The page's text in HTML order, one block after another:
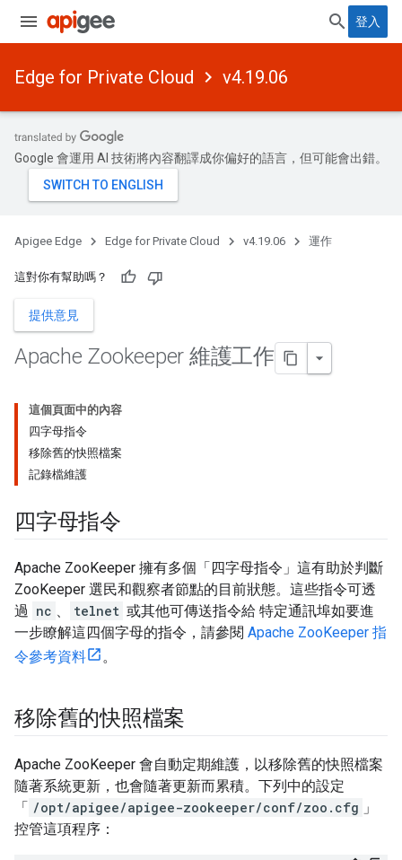
登入
Edge for Private Cloud v4.19.06
Google 會運用 AI 技術將內容翻譯成你偏好的語言，但可能會出錯。
Apigee Edge Edge for Private Cloud v4.19.06 運作
這對你有幫助嗎？
提供意見
Apache Zookeeper 維護工作
這個頁面中的內容
四字母指令
移除舊的快照檔案
記錄檔維護
四字母指令
Apache ZooKeeper 擁有多個「四字母指令」這有助於判斷
ZooKeeper 選民和觀察者節點的目前狀態。這些指令可透
過 nc 、 telnet 或其他可傳送指令給 特定通訊埠如要進
一步瞭解這四個字母的指令，請參閱 Apache ZooKeeper 指
令參考資料
。
移除舊的快照檔案
Apache ZooKeeper 會自動定期維護，以移除舊的快照檔案
隨著系統更新，也會隨著更新而累積。下列中的設定
「 /opt/apigee/apigee-zookeeper/conf/zoo.cfg 」
控管這項程序：